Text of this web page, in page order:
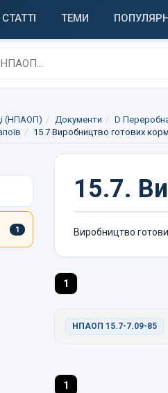
СТАТТІ ТЕМИ
(НПАОП) Документи D
15.7 Виробництво готових
1
15.7.
Виробництво
1
НПАОП 15.7-7.09-85
1